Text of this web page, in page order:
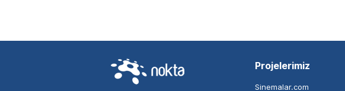
Projelerimiz
Sinemalar.com